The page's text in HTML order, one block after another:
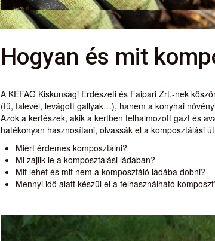
Hogyan és mit
A KEFAG Kiskunsági Erdészeti és Faipari Zrt.-nek
(fű, falevél, levágott gallyak…), hanem a konyhai
Azok a kertészek, akik a kertben felhalmozott gazt és
hatékonyan hasznosítani, olvassák el a komposztálási
Miért érdemes komposztálni?
Mi zajlik le a komposztálási ládában?
Mit lehet és mit nem a komposztáló ládába dobni?
Mennyi idő alatt készül el a felhasználható